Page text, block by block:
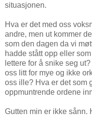
situasjonen.
Hva er det med oss
andre, men ut kommer
som den dagen da vi
hadde stått opp eller
lettere for å snike seg
oss litt for mye og ikke
oss ille? Hva er det som
oppmuntrende ordene
Gutten min er ikke sånn.